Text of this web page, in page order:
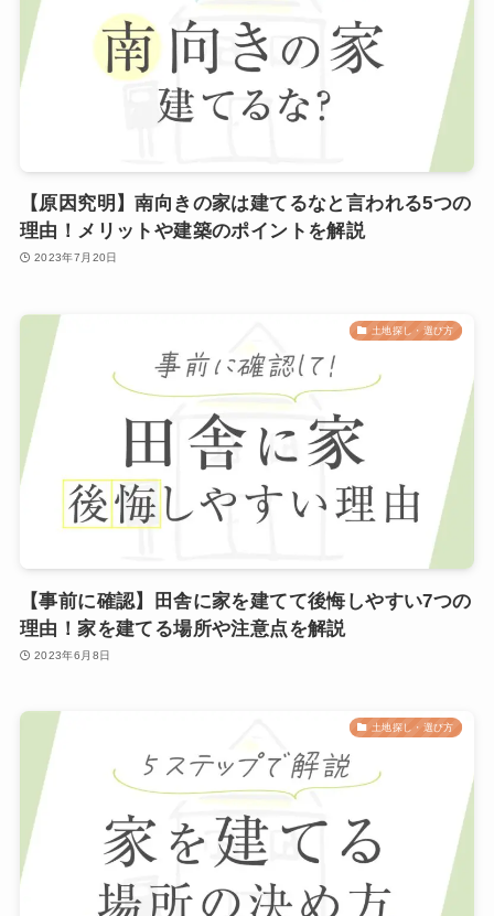
【原因究明】南向きの家は建てるなと言われる5つの
理由！メリットや建築のポイントを解説
2023年7月20日
土地探し・選び方
【事前に確認】田舎に家を建てて後悔しやすい7つの
理由！家を建てる場所や注意点を解説
2023年6月8日
土地探し・選び方